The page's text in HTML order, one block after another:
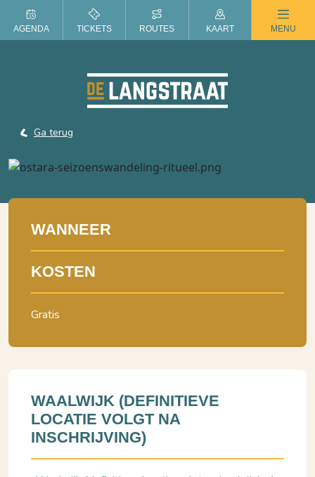
ZOMER IN DE LANGSTRAAT
Ga terug
WANNEER
KOSTEN
Gratis
WAALWIJK (DEFINITIEVE
LOCATIE VOLGT NA
INSCHRIJVING)
AGENDA TICKETS ROUTES KAART MENU